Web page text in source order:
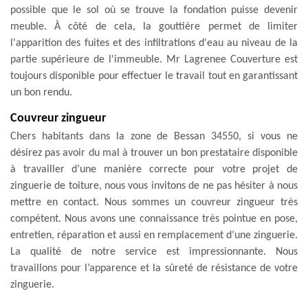
possible que le sol où se trouve la fondation puisse devenir
meuble. À côté de cela, la gouttière permet de limiter
l'apparition des fuites et des infiltrations d'eau au niveau de la
partie supérieure de l'immeuble. Mr Lagrenee Couverture est
toujours disponible pour effectuer le travail tout en garantissant
un bon rendu.
Couvreur zingueur
Chers habitants dans la zone de Bessan 34550, si vous ne
désirez pas avoir du mal à trouver un bon prestataire disponible
à travailler d’une manière correcte pour votre projet de
zinguerie de toiture, nous vous invitons de ne pas hésiter à nous
mettre en contact. Nous sommes un couvreur zingueur très
compétent. Nous avons une connaissance très pointue en pose,
entretien, réparation et aussi en remplacement d’une zinguerie.
La qualité de notre service est impressionnante. Nous
travaillons pour l’apparence et la sûreté de résistance de votre
zinguerie.